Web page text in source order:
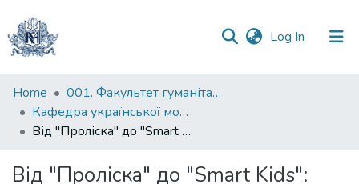
Log In (current)
Communities
&
Collections
Home
001. Факультет гуманітарних наук
Кафедра української мови
Від "Проліска" до "Smart Kids": онімна опозиція в системі дошкільної освіти
Від "Проліска" до "Smart Kids":